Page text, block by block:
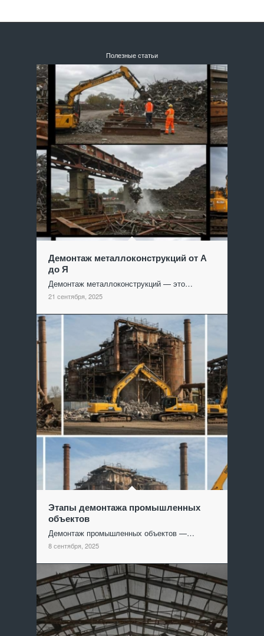
Полезные статьи
Демонтаж металлоконструкций от А
до Я
Демонтаж металлоконструкций — это…
21 сентября, 2025
Этапы демонтажа промышленных
объектов
Демонтаж промышленных объектов —…
8 сентября, 2025